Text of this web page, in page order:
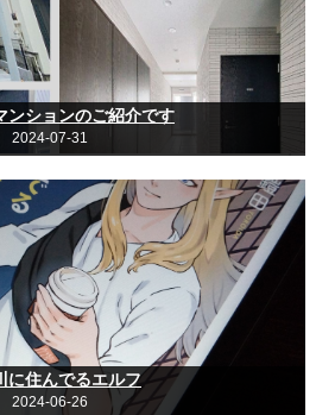
ンションのご紹介です
2024-07-31
に住んでるエルフ
2024-06-26